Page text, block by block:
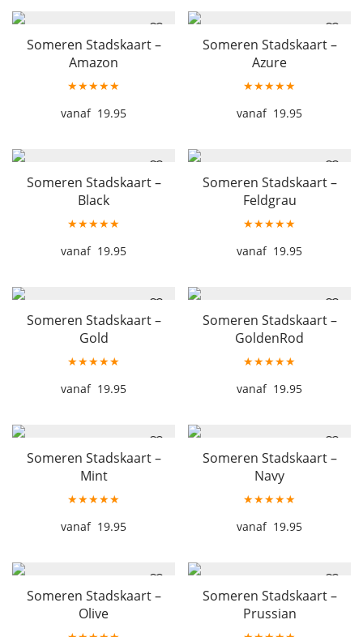
Someren Stadskaart –
Amazon
★★★★★
19.95
Someren Stadskaart –
Azure
★★★★★
19.95
Someren Stadskaart –
Black
★★★★★
19.95
Someren Stadskaart –
Feldgrau
★★★★★
19.95
Someren Stadskaart –
Gold
★★★★★
19.95
Someren Stadskaart –
GoldenRod
★★★★★
19.95
Someren Stadskaart –
Mint
★★★★★
19.95
Someren Stadskaart –
Navy
★★★★★
19.95
Someren Stadskaart –
Olive
Someren Stadskaart –
Prussian